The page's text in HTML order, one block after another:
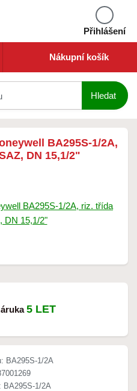
Přihlášení
Nákupní košík
BA295S-1/2A,
DN 15,1/2"
5 LET
BA295S-1/2A
BA295S-1/2A